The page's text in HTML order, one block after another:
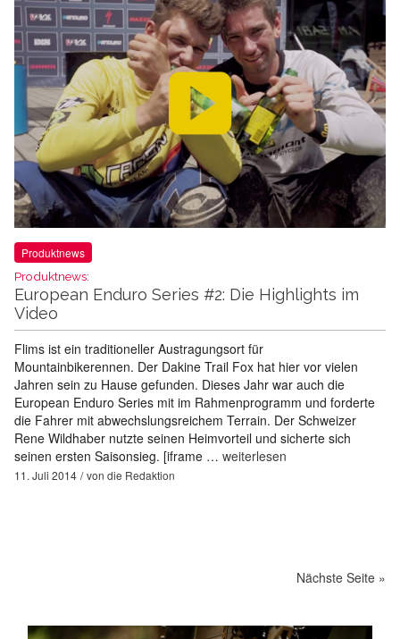
Produktnews
Produktnews:
European Enduro Series #2: Die Highlights im
Video
Flims ist ein traditioneller Austragungsort für
Mountainbikerennen. Der Dakine Trail Fox hat hier vor vielen
Jahren sein zu Hause gefunden. Dieses Jahr war auch die
European Enduro Series mit im Rahmenprogramm und forderte
die Fahrer mit abwechslungsreichem Terrain. Der Schweizer
Rene Wildhaber nutzte seinen Heimvorteil und sicherte sich
seinen ersten Saisonsieg. [iframe … weiterlesen
11. Juli 2014 von die Redaktion
Nächste Seite »